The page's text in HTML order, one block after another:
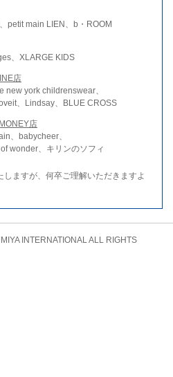
petit main LIEN、b・ROOM
、XLARGE KIDS
店
new york childrenswear、
、Lindsay、BLUE CROSS
店
、babycheer、
wonder、キリンのソフィ
ますが、何卒ご理解いただきますよ